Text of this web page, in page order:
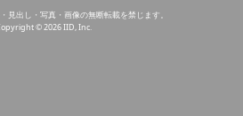
見出し・写真・画像の無断転載を禁じます。
© 2026 IID, Inc.